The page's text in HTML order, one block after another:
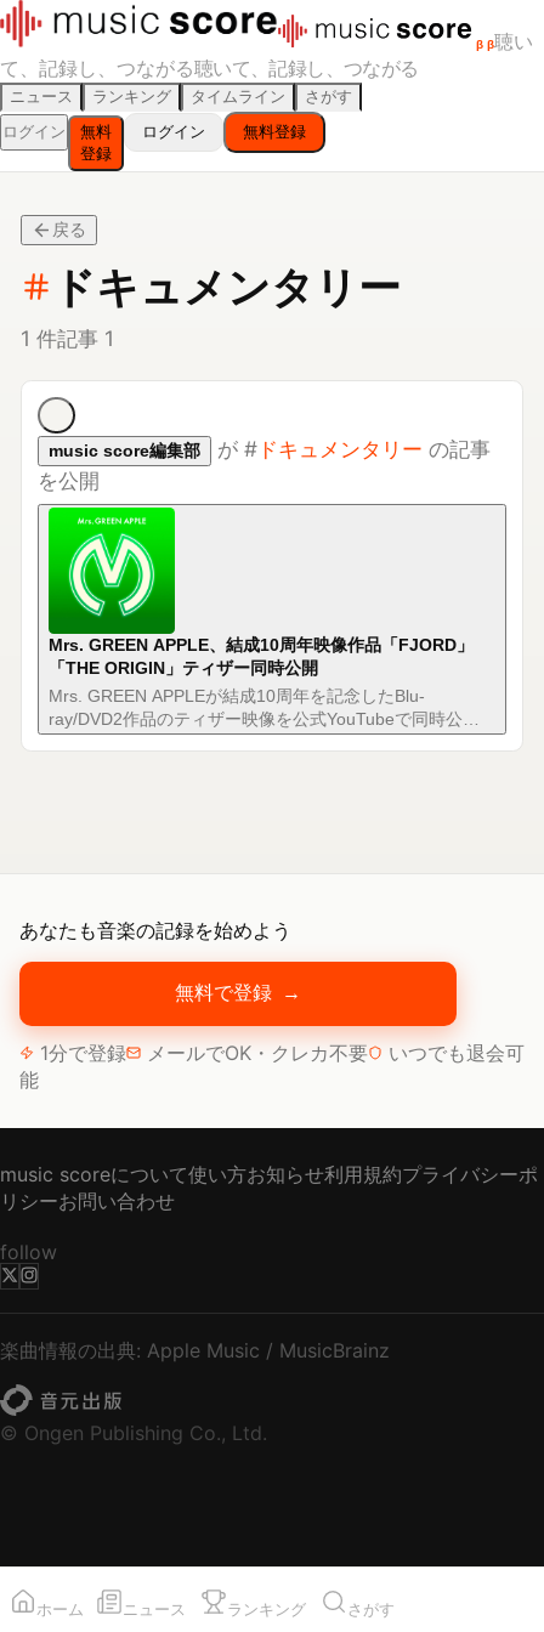
β β聴い
て、記録し、つながる聴いて、記録し、つながる
ニュース ランキング タイムライン
さがす
ログイン
無料
登録
ログイン 無料登録
戻る
ドキュメンタリー
記事
music score編集部
を公開
Mrs. GREEN APPLE、結成10周年映像作品「FJORD」
「THE ORIGIN」ティザー同時公開
Mrs. GREEN APPLEが結成10周年を記念したBlu-
ray/DVD2作品のティザー映像を公式YouTubeで同時公
開。ライブ映像とドキュメンタリー、異なる切り口で10年
の歩みを描く。
あなたも音楽の記録を始めよう
無料で登録 →
1分で登録 メールでOK・クレカ不要
いつでも退会可
能
music scoreについて使い方お知らせ利用規約プライバシーポ
リシーお問い合わせ
follow
楽曲情報の出典: Apple Music / MusicBrainz
© Ongen Publishing Co., Ltd.
ホーム ニュース ランキング さがす